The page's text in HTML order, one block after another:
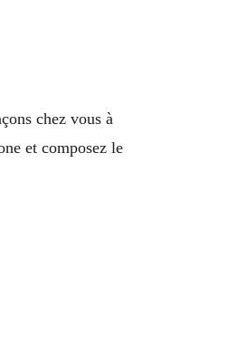
chez vous à
et composez le